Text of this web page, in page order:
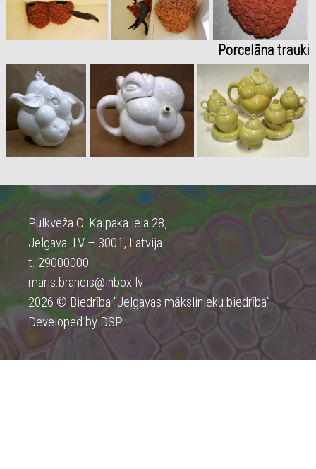
Porcelāna trauki
Pulkveža O. Kalpaka iela 28,
Jelgava. LV – 3001, Latvija
t. 29000000
maris.brancis@inbox.lv
2026 © Biedrība “Jelgavas mākslinieku biedrība”
Developed by DSP